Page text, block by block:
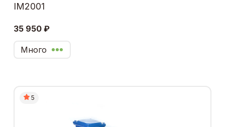
IM2001
35 950 ₽
Много
5